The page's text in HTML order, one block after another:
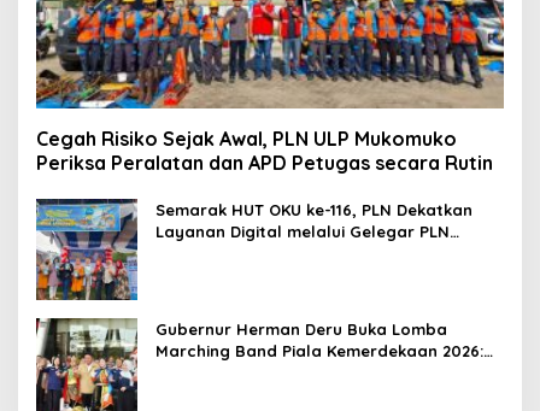
Cegah Risiko Sejak Awal, PLN ULP Mukomuko
Periksa Peralatan dan APD Petugas secara Rutin
Semarak HUT OKU ke-116, PLN Dekatkan
Layanan Digital melalui Gelegar PLN
Gubernur Herman Deru Buka Lomba
Marching Band Piala Kemerdekaan 2026: